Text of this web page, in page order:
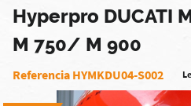
Hyperpro DUCATI
M 750/ M 900
Referencia HYMKDU04-S002